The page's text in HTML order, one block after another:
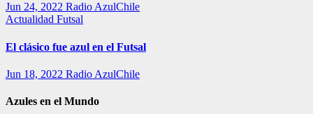
Jun 24, 2022 Radio AzulChile
Actualidad Futsal
El clásico fue azul en el Futsal
Jun 18, 2022 Radio AzulChile
Azules en el Mundo